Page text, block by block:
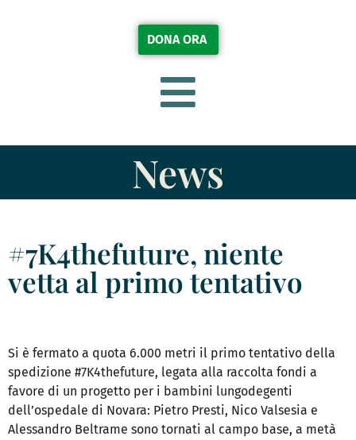
DONA ORA
News
#7K4thefuture, niente
vetta al primo tentativo
Si è fermato a quota 6.000 metri il primo tentativo della
spedizione #7K4thefuture, legata alla raccolta fondi a
favore di un progetto per i bambini lungodegenti
dell’ospedale di Novara: Pietro Presti, Nico Valsesia e
Alessandro Beltrame sono tornati al campo base, a metà